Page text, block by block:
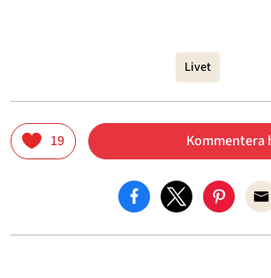
Livet
19 Kommentera